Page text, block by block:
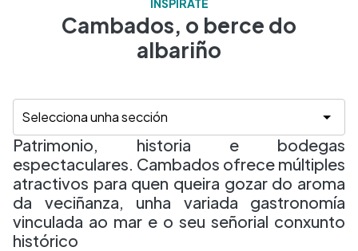
INSPÍRATE
Cambados, o berce do
albariño
Patrimonio, historia e bodegas
espectaculares. Cambados ofrece múltiples
atractivos para quen queira gozar do aroma
da veciñanza, unha variada gastronomía
vinculada ao mar e o seu señorial conxunto
histórico